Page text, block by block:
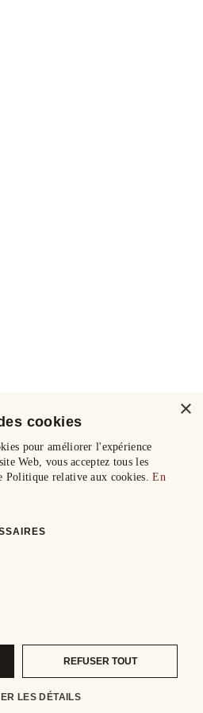
×
cookies
pour améliorer l'expérience
Web, vous acceptez tous les
Politique relative aux cookies.En
REFUSER TOUT
LES DÉTAILS